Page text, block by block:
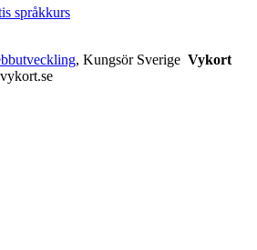
språkkurs
, Kungsör Sverige Vykort